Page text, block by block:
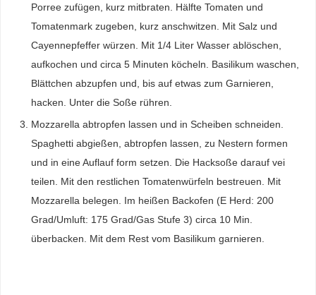
Porree zufügen, kurz mitbraten. Hälfte Tomaten und
Tomatenmark zugeben, kurz anschwitzen. Mit Salz und
Cayennepfeffer würzen. Mit 1/4 Liter Wasser ablöschen,
aufkochen und circa 5 Minuten köcheln. Basilikum waschen,
Blättchen abzupfen und, bis auf etwas zum Garnieren,
hacken. Unter die Soße rühren.
Mozzarella abtropfen lassen und in Scheiben schneiden.
Spaghetti abgießen, abtropfen lassen, zu Nestern formen
und in eine Auflauf form setzen. Die Hacksoße darauf vei
teilen. Mit den restlichen Tomatenwürfeln bestreuen. Mit
Mozzarella belegen. Im heißen Backofen (E Herd: 200
Grad/Umluft: 175 Grad/Gas Stufe 3) circa 10 Min.
überbacken. Mit dem Rest vom Basilikum garnieren.